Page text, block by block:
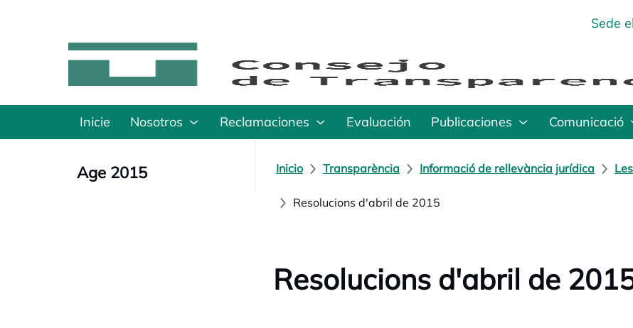
Sede
Inicie Nosotros Reclamaciones Evaluación Publicaciones Comunicació
Age 2015 Inicio Transparència Informació de rellevància jurídica
Resolucions d'abril de 2015
Resolucions d'abril de